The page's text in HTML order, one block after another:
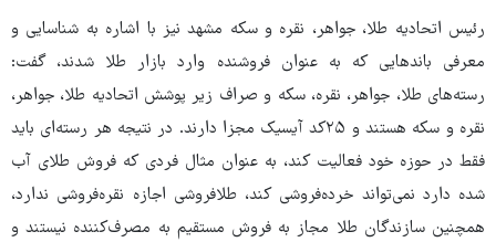
رئیس اتحادیه طلا، جواهر، نقره و سکه مشهد نیز با اشاره به شناسایی و
معرفی باندهایی که به عنوان فروشنده وارد بازار طلا شدند، گفت:
رسته‌های طلا، جواهر، نقره، سکه و صراف زیر پوشش اتحادیه طلا، جواهر،
نقره و سکه هستند و ۲۵کد آیسیک مجزا دارند. در نتیجه هر رسته‌ای باید
فقط در حوزه خود فعالیت کند، به عنوان مثال فردی که فروش طلای آب
شده دارد نمی‌تواند خرده‌فروشی کند، طلافروشی اجازه نقره‌فروشی ندارد،
همچنین سازندگان طلا مجاز به فروش مستقیم به مصرف‌کننده نیستند و